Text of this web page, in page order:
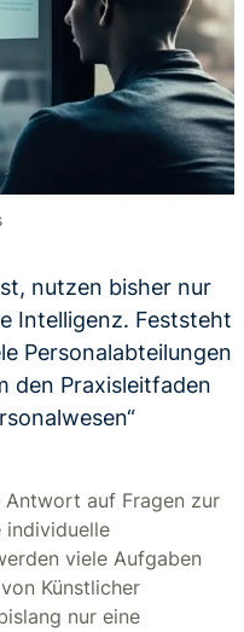
nutzen bisher nur
Intelligenz. Feststeht
Personalabteilungen
den Praxisleitfaden
Antwort auf Fragen zur
individuelle
viele Aufgaben
Künstlicher
nur eine